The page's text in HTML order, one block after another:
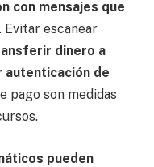
con mensajes que
. Evitar escanear
dinero a
autenticación de
pago son medidas
pueden